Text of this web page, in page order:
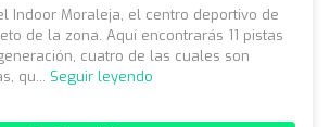
Indoor Moraleja, el centro deportivo de
de la zona. Aquí encontrarás 11 pistas
cuatro de las cuales son
qu... Seguir leyendo